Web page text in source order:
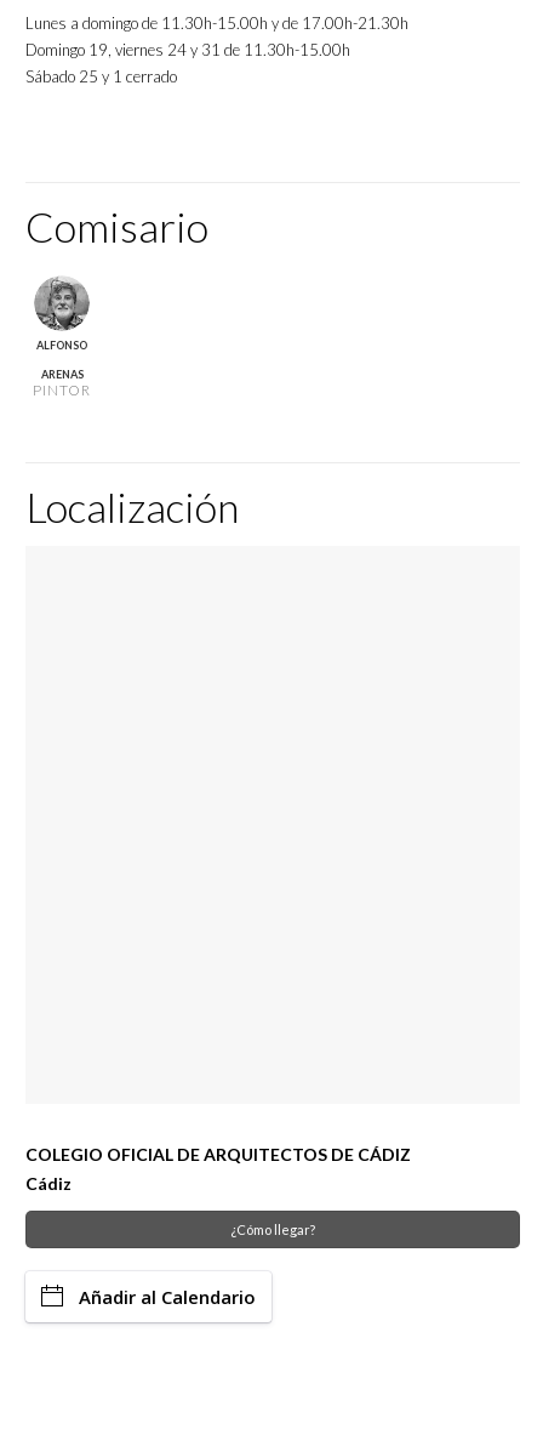
Lunes a domingo de 11.30h-15.00h y de 17.00h-21.30h
Domingo 19, viernes 24 y 31 de 11.30h-15.00h
Sábado 25 y 1 cerrado
Comisario
ALFONSO
ARENAS
PINTOR
Localización
COLEGIO OFICIAL DE ARQUITECTOS DE CÁDIZ
Cádiz
¿Cómo llegar?
Añadir al Calendario